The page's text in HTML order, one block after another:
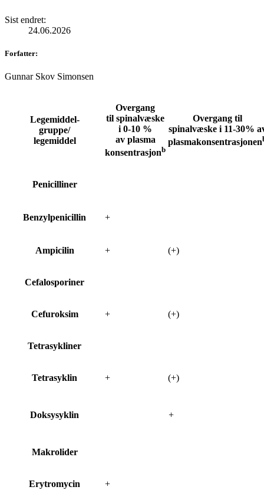
Sist endret:
24.06.2026
Forfatter:
Gunnar Skov Simonsen
Legemiddel-
gruppe/
legemiddel
Overgang
til spinalvæske
i 0-10 %
av plasma
konsentrasjonb
Overgang til
spinalvæske i 11-30%
plasmakonsentrasjonen
Penicilliner
Benzylpenicillin +
Ampicilin + (+)
Cefalosporiner
Cefuroksim + (+)
Tetrasykliner
Tetrasyklin + (+)
Doksysyklin +
Makrolider
Erytromycin +